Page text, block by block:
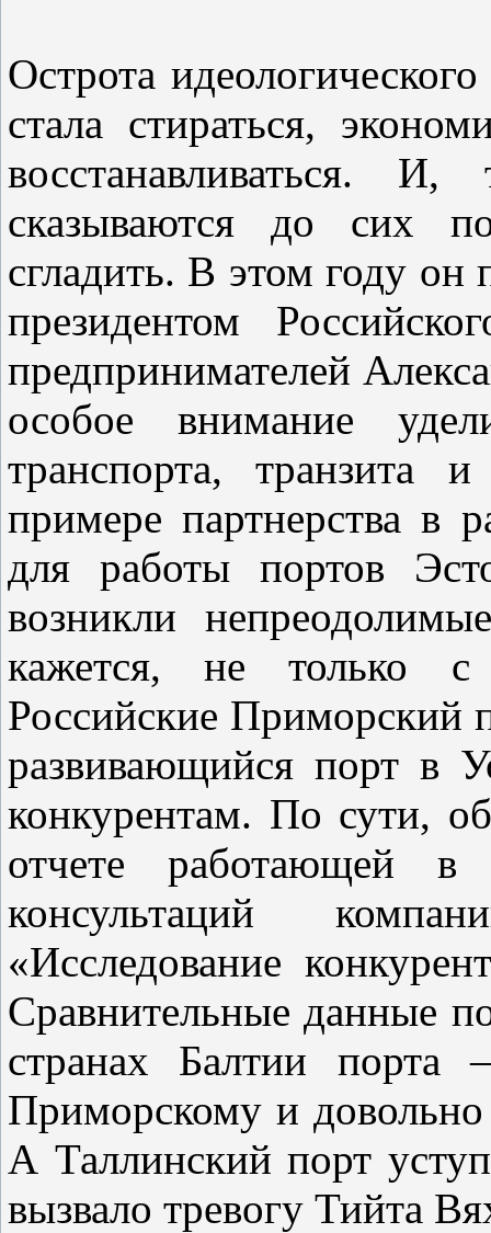
Острота
стала стираться,
восстанавливаться.
сказываются до сих
сгладить. В этом году он
президентом
предпринимателей
особое внимание
транспорта, транзита
примере партнерства в
для работы портов
возникли
кажется, не только с
Российские Приморский
развивающийся порт в
конкурентам. По сути,
отчете работающей в
консультаций
«Исследование
Сравнительные данные
странах Балтии порта
Приморскому и
А Таллинский порт
вызвало тревогу Тийта